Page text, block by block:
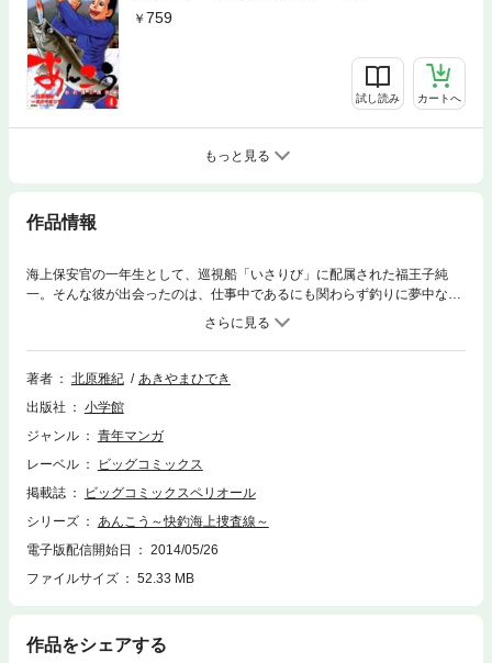
759
試し読み カートへ
もっと見る
作品情報
海上保安官の一年生として、巡視船「いさりび」に配属された福王子純
一。そんな彼が出会ったのは、仕事中であるにも関わらず釣りに夢中な先
輩・安藤浩二だった。皆に“あんこう”とあだ名されるこの男は、「仕事を
覚えるよりも、釣りを覚えろ」と言い放ち、豊富な知識とテクニックで、
あっという間に巨大なアジを釣り上げて…。
著者
北原雅紀
あきやまひでき
出版社
小学館
ジャンル
青年マンガ
レーベル
ビッグコミックス
掲載誌
ビッグコミックスペリオール
シリーズ
あんこう～快釣海上捜査線～
電子版配信開始日
2014/05/26
ファイルサイズ
52.33 MB
作品をシェアする